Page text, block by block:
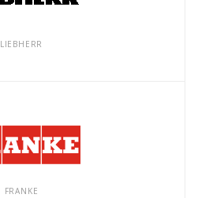
LIEBHERR
FRANKE